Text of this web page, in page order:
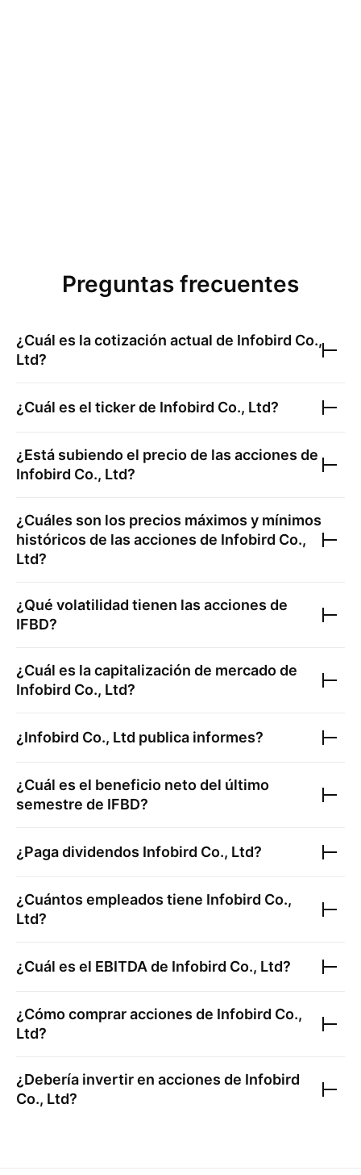
Preguntas frecuentes
¿Cuál es la cotización actual de Infobird Co.,
Ltd?
¿Cuál es el ticker de Infobird Co., Ltd?
¿Está subiendo el precio de las acciones de
Infobird Co., Ltd?
¿Cuáles son los precios máximos y mínimos
históricos de las acciones de Infobird Co.,
Ltd?
¿Qué volatilidad tienen las acciones de
IFBD?
¿Cuál es la capitalización de mercado de
Infobird Co., Ltd?
¿Infobird Co., Ltd publica informes?
¿Cuál es el beneficio neto del último
semestre de IFBD?
¿Paga dividendos Infobird Co., Ltd?
¿Cuántos empleados tiene Infobird Co.,
Ltd?
¿Cuál es el EBITDA de Infobird Co., Ltd?
¿Cómo comprar acciones de Infobird Co.,
Ltd?
¿Debería invertir en acciones de Infobird
Co., Ltd?